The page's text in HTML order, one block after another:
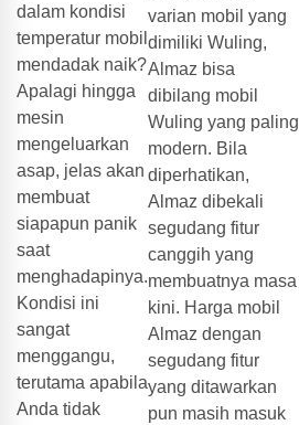
dalam kondisi
temperatur mobil
mendadak naik?
Apalagi hingga
mesin
mengeluarkan
asap, jelas akan
membuat
siapapun panik
saat
menghadapinya.
Kondisi ini
sangat
menggangu,
terutama apabila
Anda tidak
varian mobil yang
dimiliki Wuling,
Almaz bisa
dibilang mobil
Wuling yang paling
modern. Bila
diperhatikan,
Almaz dibekali
segudang fitur
canggih yang
membuatnya masa
kini. Harga mobil
Almaz dengan
segudang fitur
yang ditawarkan
pun masih masuk